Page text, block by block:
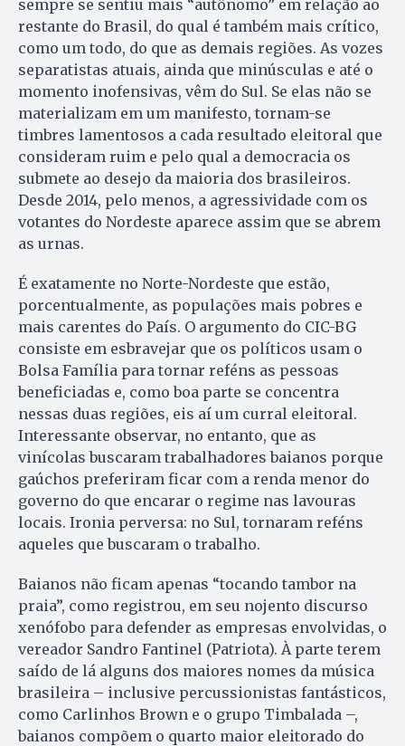
sempre se sentiu mais “autônomo” em relação ao
restante do Brasil, do qual é também mais crítico,
como um todo, do que as demais regiões. As vozes
separatistas atuais, ainda que minúsculas e até o
momento inofensivas, vêm do Sul. Se elas não se
materializam em um manifesto, tornam-se
timbres lamentosos a cada resultado eleitoral que
consideram ruim e pelo qual a democracia os
submete ao desejo da maioria dos brasileiros.
Desde 2014, pelo menos, a agressividade com os
votantes do Nordeste aparece assim que se abrem
as urnas.
É exatamente no Norte-Nordeste que estão,
porcentualmente, as populações mais pobres e
mais carentes do País. O argumento do CIC-BG
consiste em esbravejar que os políticos usam o
Bolsa Família para tornar reféns as pessoas
beneficiadas e, como boa parte se concentra
nessas duas regiões, eis aí um curral eleitoral.
Interessante observar, no entanto, que as
vinícolas buscaram trabalhadores baianos porque
gaúchos preferiram ficar com a renda menor do
governo do que encarar o regime nas lavouras
locais. Ironia perversa: no Sul, tornaram reféns
aqueles que buscaram o trabalho.
Baianos não ficam apenas “tocando tambor na
praia”, como registrou, em seu nojento discurso
xenófobo para defender as empresas envolvidas, o
vereador Sandro Fantinel (Patriota). À parte terem
saído de lá alguns dos maiores nomes da música
brasileira – inclusive percussionistas fantásticos,
como Carlinhos Brown e o grupo Timbalada –,
baianos compõem o quarto maior eleitorado do